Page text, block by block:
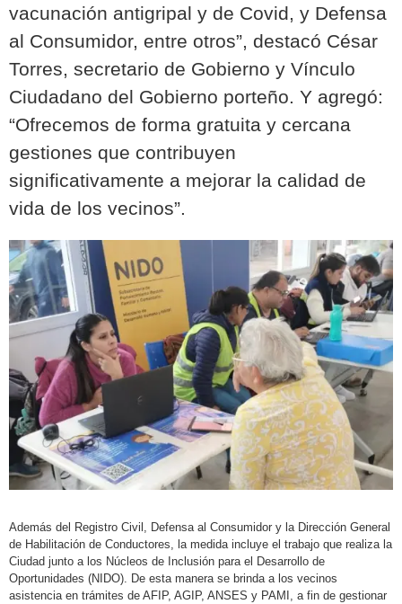
vacunación antigripal y de Covid, y Defensa
al Consumidor, entre otros”, destacó César
Torres, secretario de Gobierno y Vínculo
Ciudadano del Gobierno porteño. Y agregó:
“Ofrecemos de forma gratuita y cercana
gestiones que contribuyen
significativamente a mejorar la calidad de
vida de los vecinos”.
Además del Registro Civil, Defensa al Consumidor y la Dirección General
de Habilitación de Conductores, la medida incluye el trabajo que realiza la
Ciudad junto a los Núcleos de Inclusión para el Desarrollo de
Oportunidades (NIDO). De esta manera se brinda a los vecinos
asistencia en trámites de AFIP, AGIP, ANSES y PAMI, a fin de gestionar